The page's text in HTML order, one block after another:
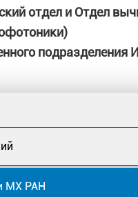
отдел и Отдел
подразделения
МХ РАН